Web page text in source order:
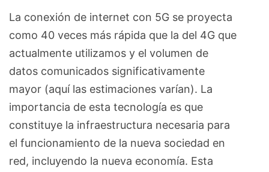
La conexión de internet con 5G se proyecta
como 40 veces más rápida que la del 4G que
actualmente utili­zamos y el volumen de
datos comunicados significativamente
mayor (aquí las estimaciones varían). La
importancia de esta tecnología es que
constituye la infraestructura necesaria para
el funcionamiento de la nueva sociedad en
red, incluyendo la nueva economía. Esta